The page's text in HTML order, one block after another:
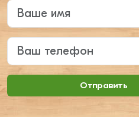
Введите ваше имя
Ваш телефон
Отправить